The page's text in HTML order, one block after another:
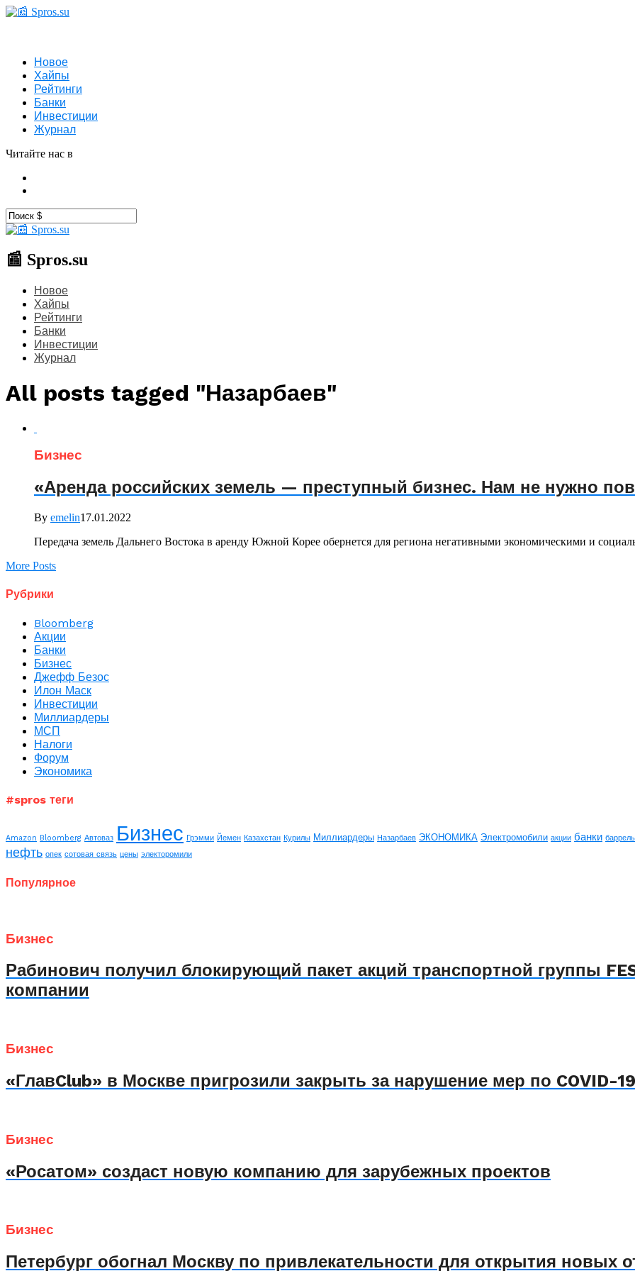
Новое
Хайпы
Рейтинги
Банки
Инвестиции
Журнал
Читайте нас в
📰 Spros.su
Новое
Хайпы
Рейтинги
Банки
Инвестиции
Журнал
All posts tagged "Назарбаев"
Бизнес
«Аренда российских земель — преступный бизнес. Нам не нужно
By emelin17.01.2022
Передача земель Дальнего Востока в аренду Южной Корее обернется для региона негативными экономическими и
More Posts
Рубрики
Bloomberg
Акции
Банки
Бизнес
Джефф Безос
Илон Маск
Инвестиции
Миллиардеры
МСП
Налоги
Форум
Экономика
#spros теги
Amazon Bloomberg Автоваз Бизнес Грэмми Йемен Казахстан Курилы Миллиардеры Назарбаев ЭКОНОМИКА Электромобили акции банки баррель
нефть опек сотовая связь цены электоромили
Популярное
Бизнес
Рабинович получил блокирующий пакет акций транспортной группы
компании
Бизнес
«ГлавClub» в Москве пригрозили закрыть за нарушение мер по COVID-19
Бизнес
«Росатом» создаст новую компанию для зарубежных проектов
Бизнес
Петербург обогнал Москву по привлекательности для открытия новых